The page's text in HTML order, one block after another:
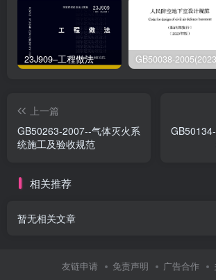
23J909–工程做法
上一篇
GB50263-2007--气体灭火系
统施工及验收规范
相关推荐
暂无相关文章
友链申请 免责声明 广告合作